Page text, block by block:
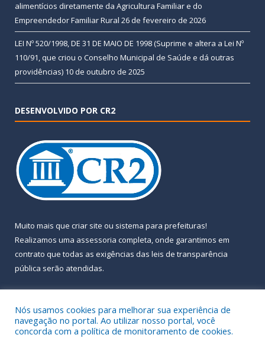
alimentícios diretamente da Agricultura Familiar e do
Empreendedor Familiar Rural 26 de fevereiro de 2026
LEI Nº 520/1998, DE 31 DE MAIO DE 1998 (Suprime e altera a Lei Nº
110/91, que criou o Conselho Municipal de Saúde e dá outras
providências) 10 de outubro de 2025
DESENVOLVIDO POR CR2
Muito mais que criar site ou sistema para prefeituras!
Realizamos uma assessoria completa, onde garantimos em
contrato que todas as exigências das leis de transparência
pública serão atendidas.
Nós usamos cookies para melhorar sua experiência de
navegação no portal. Ao utilizar nosso portal, você
concorda com a política de monitoramento de cookies.